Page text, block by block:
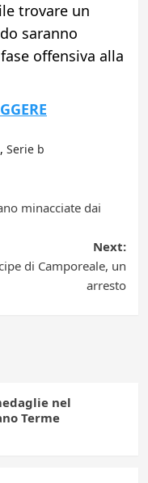
trovare un
saranno
offensiva alla
Serie b
minacciate dai
Next:
di Camporeale, un
arresto
nel
Terme